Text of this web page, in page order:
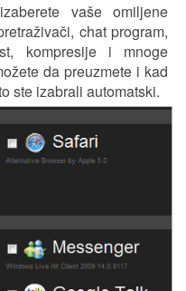
vaše omiljene
chat program,
, kompresije i mnoge
da preuzmete i kad
ste izabrali automatski.